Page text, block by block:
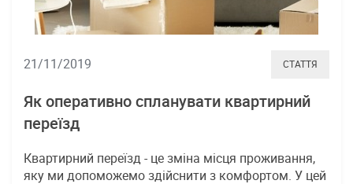
21/11/2019 СТАТТЯ
Як оперативно спланувати квартирний
переїзд
Квартирний переїзд - це зміна місця проживання,
яку ми допоможемо здійснити з комфортом. У цей